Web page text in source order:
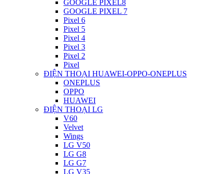
GOOGLE PIXEL8
GOOGLE PIXEL 7
Pixel 6
Pixel 5
Pixel 4
Pixel 3
Pixel 2
Pixel
ĐIỆN THOẠI HUAWEI-OPPO-ONEPLUS
ONEPLUS
OPPO
HUAWEI
ĐIỆN THOẠI LG
V60
Velvet
Wings
LG V50
LG G8
LG G7
LG V35